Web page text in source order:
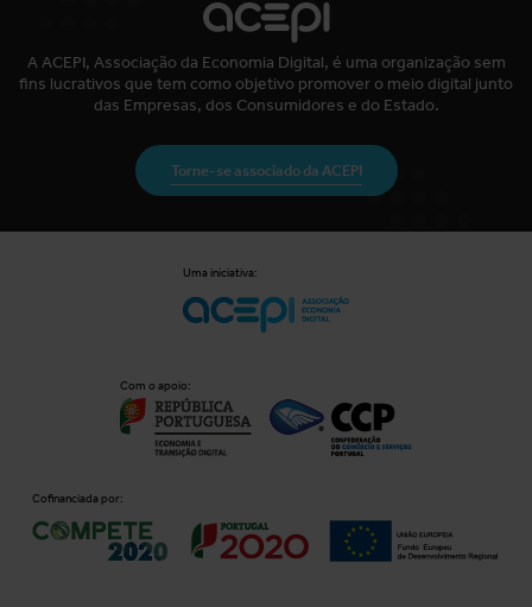
A ACEPI, Associação da Economia Digital, é uma organização sem
fins lucrativos que tem como objetivo promover o meio digital junto
das Empresas, dos Consumidores e do Estado.
Torne-se associado da ACEPI
Uma iniciativa:
Com o apoio:
Cofinanciada por: